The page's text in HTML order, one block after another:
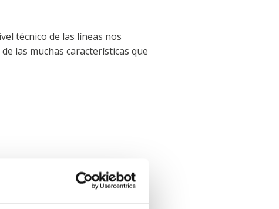
técnico de las líneas nos
las muchas características que